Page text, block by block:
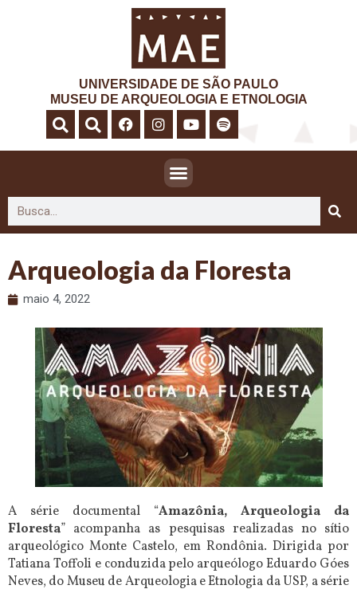
UNIVERSIDADE DE SÃO PAULO
MUSEU DE ARQUEOLOGIA E ETNOLOGIA
Arqueologia da Floresta
maio 4, 2022
A série documental “Amazônia, Arqueologia da
Floresta” acompanha as pesquisas realizadas no sítio
arqueológico Monte Castelo, em Rondônia. Dirigida por
Tatiana Toffoli e conduzida pelo arqueólogo Eduardo Góes
Neves, do Museu de Arqueologia e Etnologia da USP, a série